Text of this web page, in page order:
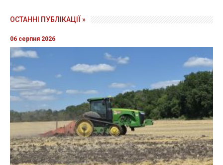
ОСТАННІ ПУБЛІКАЦІЇ »
06 серпня 2026